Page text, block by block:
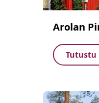
Arolan
Tutustu